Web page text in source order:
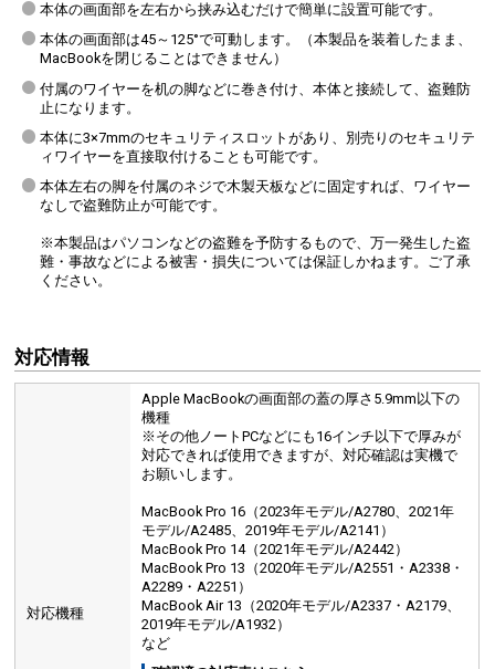
本体の画面部を左右から挟み込むだけで簡単に設置可能です。
本体の画面部は45～125°で可動します。（本製品を装着したまま、
MacBookを閉じることはできません）
付属のワイヤーを机の脚などに巻き付け、本体と接続して、盗難防
止になります。
本体に3×7mmのセキュリティスロットがあり、別売りのセキュリテ
ィワイヤーを直接取付けることも可能です。
本体左右の脚を付属のネジで木製天板などに固定すれば、ワイヤー
なしで盗難防止が可能です。
※本製品はパソコンなどの盗難を予防するもので、万一発生した盗
難・事故などによる被害・損失については保証しかねます。ご了承
ください。
対応情報
対応機種
Apple MacBookの画面部の蓋の厚さ5.9mm以下の
機種
※その他ノートPCなどにも16インチ以下で厚みが
対応できれば使用できますが、対応確認は実機で
お願いします。
MacBook Pro 16（2023年モデル/A2780、2021年
モデル/A2485、2019年モデル/A2141）
MacBook Pro 14（2021年モデル/A2442）
MacBook Pro 13（2020年モデル/A2551・A2338・
A2289・A2251）
MacBook Air 13（2020年モデル/A2337・A2179、
2019年モデル/A1932）
など